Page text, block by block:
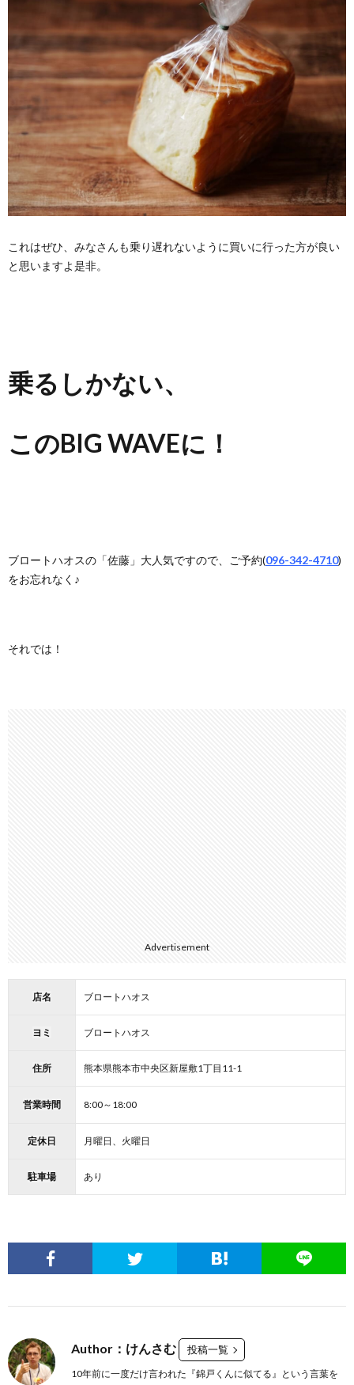
これはぜひ、みなさんも乗り遅れないように買いに行った方が良い
と思いますよ是非。
乗るしかない、
このBIG WAVEに！
ブロートハオスの「佐藤」大人気ですので、ご予約(096-342-4710)
をお忘れなく♪
それでは！
Advertisement
店名 ブロートハオス
ヨミ ブロートハオス
住所 熊本県熊本市中央区新屋敷1丁目11-1
営業時間 8:00～18:00
定休日 月曜日、火曜日
駐車場 あり
Author：けんさむ 投稿一覧
10年前に一度だけ言われた『錦戸くんに似てる』という言葉を